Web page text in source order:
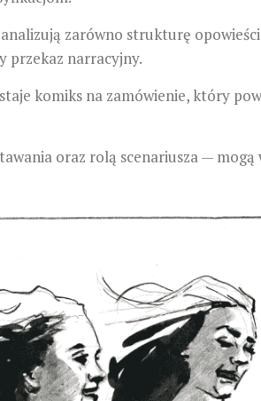
zarówno strukturę
przekaz narracyjny.
komiks na zamówienie, który
oraz rolą scenariusza — mogą